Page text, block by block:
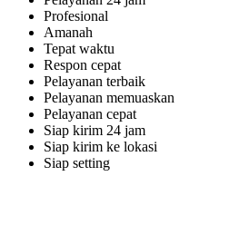
Profesional
Amanah
Tepat waktu
Respon cepat
Pelayanan terbaik
Pelayanan memuaskan
Pelayanan cepat
Siap kirim 24 jam
Siap kirim ke lokasi
Siap setting